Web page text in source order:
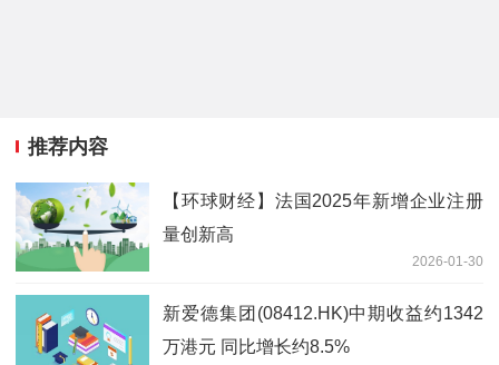
推荐内容
【环球财经】法国2025年新增企业注册
量创新高
2026-01-30
新爱德集团(08412.HK)中期收益约1342
万港元 同比增长约8.5%